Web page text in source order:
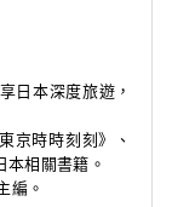
日本深度旅遊，
東京時時刻刻》
、
本相關書籍。
編。